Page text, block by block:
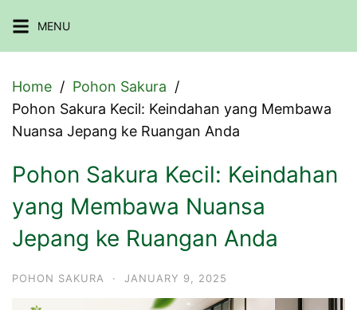
to
MENU
Home
Pohon Sakura
Pohon Sakura Kecil: Keindahan yang Membawa
Nuansa Jepang ke Ruangan Anda
Pohon Sakura Kecil: Keindahan
yang Membawa Nuansa
Jepang ke Ruangan Anda
POHON SAKURA · JANUARY 9, 2025